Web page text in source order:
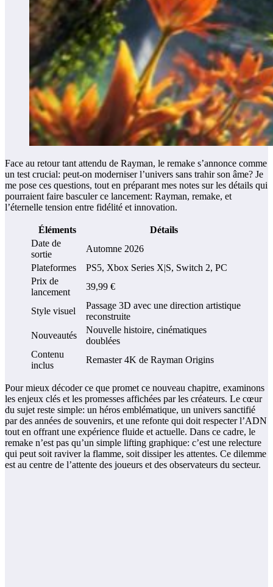
Face au retour tant attendu de Rayman, le remake s’annonce comme
un test crucial: peut-on moderniser l’univers sans trahir son âme? Je
me pose ces questions, tout en préparant mes notes sur les détails qui
pourraient faire basculer ce lancement: Rayman, remake, et
l’éternelle tension entre fidélité et innovation.
Éléments
Détails
Date de
sortie
Automne 2026
Plateformes
PS5, Xbox Series X|S, Switch 2, PC
Prix de
lancement
39,99 €
Style visuel
Passage 3D avec une direction artistique
reconstruite
Nouveautés
Nouvelle histoire, cinématiques
doublées
Contenu
inclus
Remaster 4K de Rayman Origins
Pour mieux décoder ce que promet ce nouveau chapitre, examinons
les enjeux clés et les promesses affichées par les créateurs. Le cœur
du sujet reste simple: un héros emblématique, un univers sanctifié
par des années de souvenirs, et une refonte qui doit respecter l’ADN
tout en offrant une expérience fluide et actuelle. Dans ce cadre, le
remake n’est pas qu’un simple lifting graphique: c’est une relecture
qui peut soit raviver la flamme, soit dissiper les attentes. Ce dilemme
est au centre de l’attente des joueurs et des observateurs du secteur.